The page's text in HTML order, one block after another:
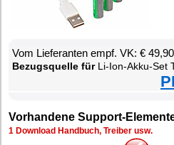
Vom Lie­fe­ran­ten empf. VK: € 49,90
Be­zugs­quel­le fürLi-Ion-Ak­ku-Set Typ AAA und AA,
Vor­han­de­ne Sup­port-
1 Down­load Hand­buch, Trei­ber usw.